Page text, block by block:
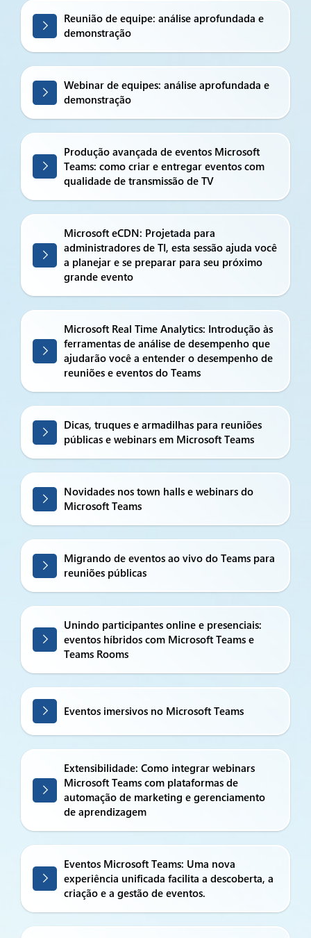
Reunião de equipe: análise aprofundada e
demonstração
Webinar de equipes: análise aprofundada e
demonstração
Produção avançada de eventos Microsoft
Teams: como criar e entregar eventos com
qualidade de transmissão de TV
Microsoft eCDN: Projetada para
administradores de TI, esta sessão ajuda você
a planejar e se preparar para seu próximo
grande evento
Microsoft Real Time Analytics: Introdução às
ferramentas de análise de desempenho que
ajudarão você a entender o desempenho de
reuniões e eventos do Teams
Dicas, truques e armadilhas para reuniões
públicas e webinars em Microsoft Teams
Novidades nos town halls e webinars do
Microsoft Teams
Migrando de eventos ao vivo do Teams para
reuniões públicas
Unindo participantes online e presenciais:
eventos híbridos com Microsoft Teams e
Teams Rooms
Eventos imersivos no Microsoft Teams
Extensibilidade: Como integrar webinars
Microsoft Teams com plataformas de
automação de marketing e gerenciamento
de aprendizagem
Eventos Microsoft Teams: Uma nova
experiência unificada facilita a descoberta, a
criação e a gestão de eventos.